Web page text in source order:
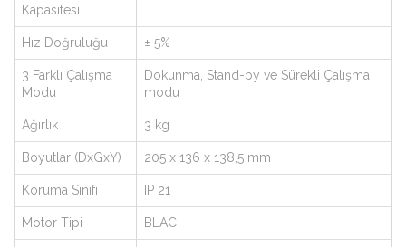
Kapasitesi
Hız Doğruluğu ± 5%
3 Farklı Çalışma
Modu
Dokunma, Stand-by ve Sürekli Çalışma
modu
Ağırlık 3 kg
Boyutlar (DxGxY) 205 x 136 x 138,5 mm
Koruma Sınıfı IP 21
Motor Tipi BLAC